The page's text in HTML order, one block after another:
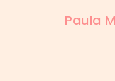
Paula